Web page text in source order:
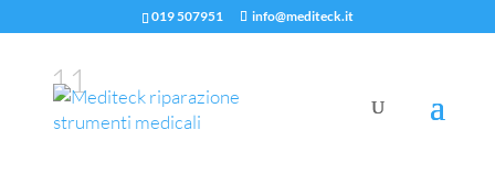
019 507951 info@mediteck.it
11